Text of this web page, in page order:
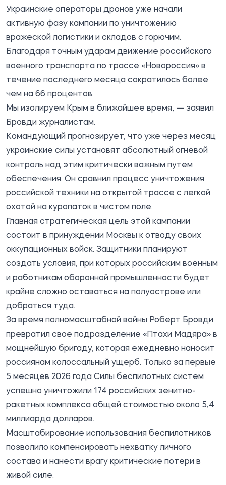
Украинские операторы дронов уже начали
активную фазу кампании по уничтожению
вражеской логистики и складов с горючим.
Благодаря точным ударам движение российского
военного транспорта по трассе «Новороссия» в
течение последнего месяца сократилось более
чем на 66 процентов.
Мы изолируем Крым в ближайшее время, — заявил
Бровди журналистам.
Командующий прогнозирует, что уже через месяц
украинские силы установят абсолютный огневой
контроль над этим критически важным путем
обеспечения. Он сравнил процесс уничтожения
российской техники на открытой трассе с легкой
охотой на куропаток в чистом поле.
Главная стратегическая цель этой кампании
состоит в принуждении Москвы к отводу своих
оккупационных войск. Защитники планируют
создать условия, при которых российским военным
и работникам оборонной промышленности будет
крайне сложно оставаться на полуострове или
добраться туда.
За время полномасштабной войны Роберт Бровди
превратил свое подразделение «Птахи Мадяра» в
мощнейшую бригаду, которая ежедневно наносит
россиянам колоссальный ущерб. Только за первые
5 месяцев 2026 года Силы беспилотных систем
успешно уничтожили 174 российских зенитно-
ракетных комплекса общей стоимостью около 5,4
миллиарда долларов.
Масштабирование использования беспилотников
позволило компенсировать нехватку личного
состава и нанести врагу критические потери в
живой силе.